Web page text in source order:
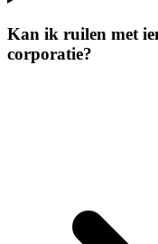
Kan ik ruilen met
corporatie?